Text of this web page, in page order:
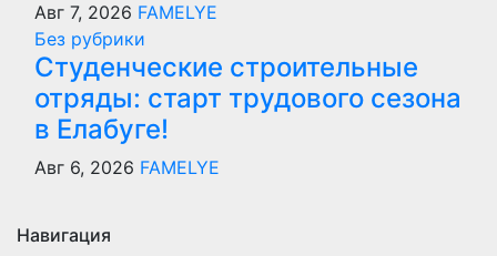
Авг 7, 2026 FAMELYE
Без рубрики
Студенческие строительные
отряды: старт трудового сезона
в Елабуге!
Авг 6, 2026 FAMELYE
Навигация